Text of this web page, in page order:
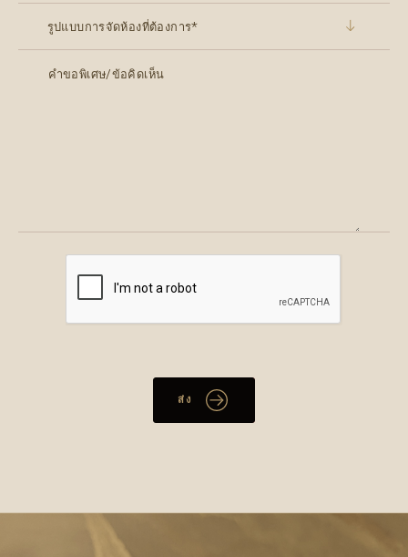
รูปแบบการจัดห้องที่ต้องการ*